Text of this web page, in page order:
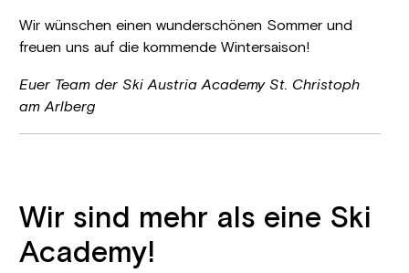
Wir wünschen einen wunderschönen Sommer und
freuen uns auf die kommende Wintersaison!
Euer Team der Ski Austria Academy St. Christoph
am Arlberg
Wir sind mehr als eine Ski
Academy!